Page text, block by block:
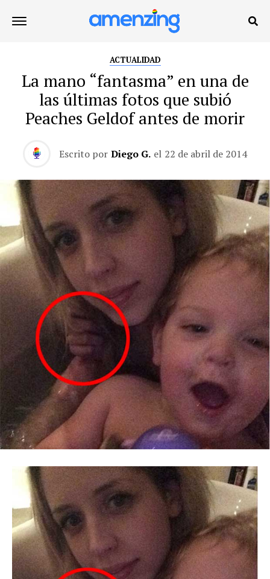
ACTUALIDAD
La mano “fantasma” en una de
las últimas fotos que subió
Peaches Geldof antes de morir
Escrito por Diego G. el 22 de abril de 2014